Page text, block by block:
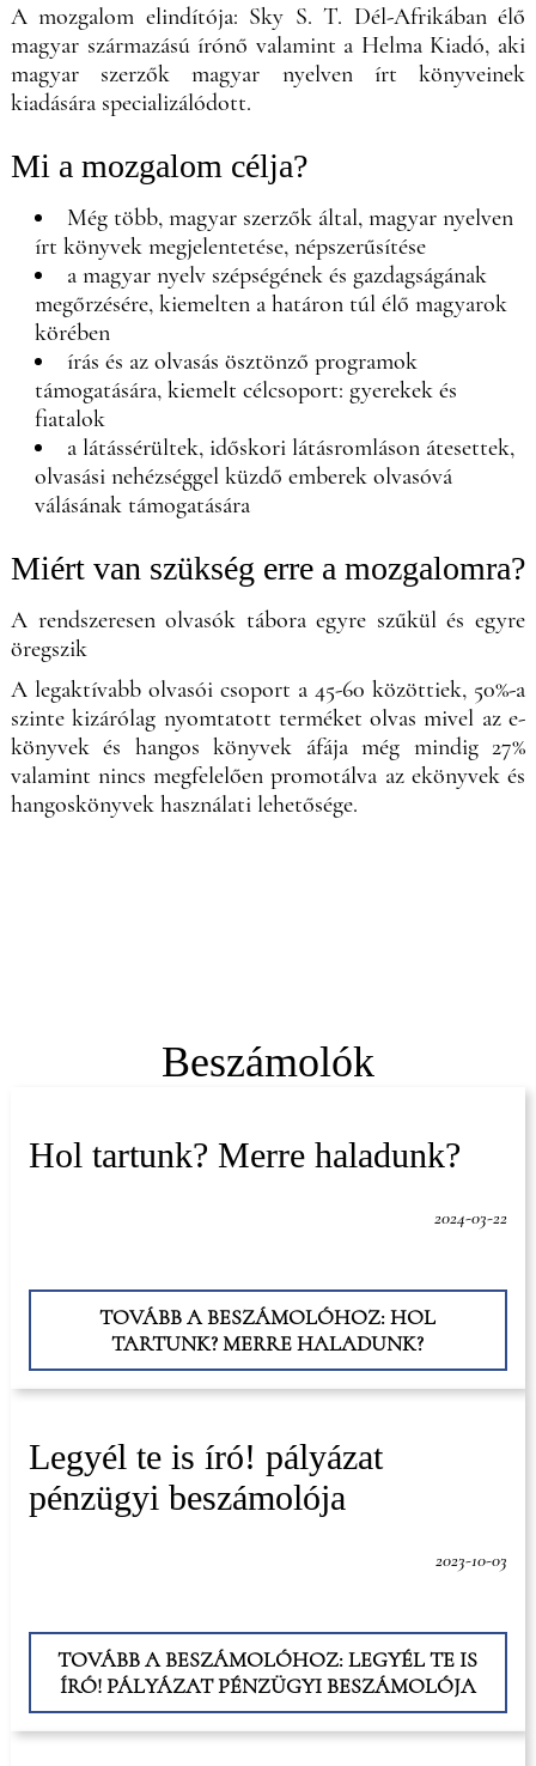
A mozgalom elindítója: Sky S. T. Dél-Afrikában élő
magyar származású írónő valamint a Helma Kiadó, aki
magyar szerzők magyar nyelven írt könyveinek
kiadására specializálódott.
Mi a mozgalom célja?
Még több, magyar szerzők által, magyar nyelven
írt könyvek megjelentetése, népszerűsítése
a magyar nyelv szépségének és gazdagságának
megőrzésére, kiemelten a határon túl élő magyarok
körében
írás és az olvasás ösztönző programok
támogatására, kiemelt célcsoport: gyerekek és
fiatalok
a látássérültek, időskori látásromláson átesettek,
olvasási nehézséggel küzdő emberek olvasóvá
válásának támogatására
Miért van szükség erre a mozgalomra?
A rendszeresen olvasók tábora egyre szűkül és egyre
öregszik
A legaktívabb olvasói csoport a 45-60 közöttiek, 50%-a
szinte kizárólag nyomtatott terméket olvas mivel az e-
könyvek és hangos könyvek áfája még mindig 27%
valamint nincs megfelelően promotálva az ekönyvek és
hangoskönyvek használati lehetősége.
Beszámolók
Hol tartunk? Merre haladunk?
2024-03-22
TOVÁBB A BESZÁMOLÓHOZ: HOL
TARTUNK? MERRE HALADUNK?
Legyél te is író! pályázat
pénzügyi beszámolója
2023-10-03
TOVÁBB A BESZÁMOLÓHOZ: LEGYÉL TE IS
ÍRÓ! PÁLYÁZAT PÉNZÜGYI BESZÁMOLÓJA